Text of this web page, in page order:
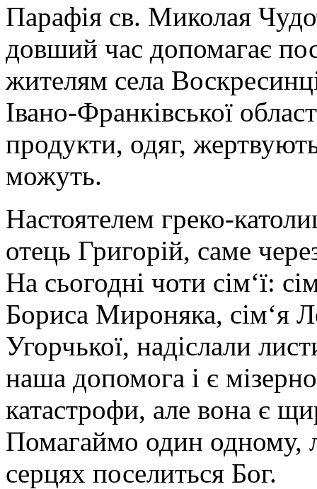
Парафія св. Миколая
довший час допомагає
жителям села
Івано-Франківської
продукти, одяг,
можуть.
Настоятелем греко-
отець Григорій, саме
На сьогодні чоти сім‘ї:
Бориса Мироняка, сім‘я
Угорчької, надіслали
наша допомога і є
катастрофи, але вона є
Помагаймо один одному,
серцях поселиться Бог.